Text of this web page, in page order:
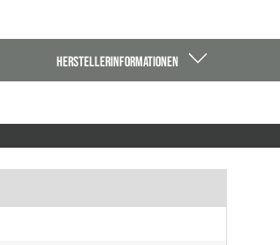
HERSTELLERINFORMATIONEN